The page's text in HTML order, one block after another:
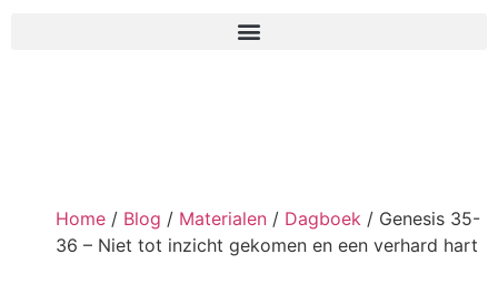
Home / Blog / Materialen / Dagboek / Genesis 35-
36 – Niet tot inzicht gekomen en een verhard hart